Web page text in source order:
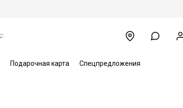
Подарочная карта Спецпредложения